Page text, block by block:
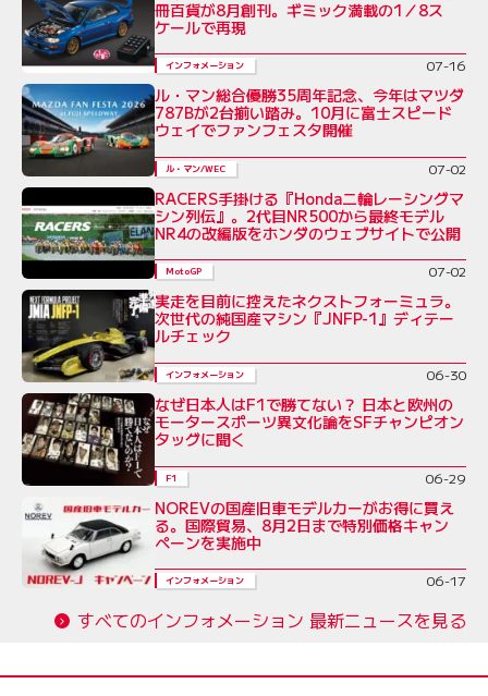
冊百貨が8月創刊。ギミック満載の1／8ス
ケールで再現
インフォメーション 07-16
ル・マン総合優勝35周年記念、今年はマツダ
787Bが2台揃い踏み。10月に富士スピード
ウェイでファンフェスタ開催
ル・マン/WEC 07-02
RACERS手掛ける『Honda二輪レーシングマ
シン列伝』。2代目NR500から最終モデル
NR4の改編版をホンダのウェブサイトで公開
MotoGP 07-02
実走を目前に控えたネクストフォーミュラ。
次世代の純国産マシン『JNFP-1』ディテー
ルチェック
インフォメーション 06-30
なぜ日本人はF1で勝てない？ 日本と欧州の
モータースポーツ異文化論をSFチャンピオン
タッグに聞く
F1 06-29
NOREVの国産旧車モデルカーがお得に買え
る。国際貿易、8月2日まで特別価格キャン
ペーンを実施中
インフォメーション 06-17
すべてのインフォメーション 最新ニュースを見る